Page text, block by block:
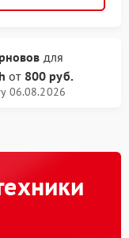
для
от 800 руб.
06.08.2026